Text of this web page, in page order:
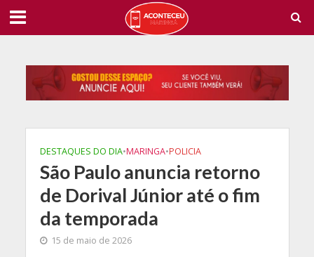
DESTAQUES DO DIA•MARINGA•POLICIA
São Paulo anuncia retorno
de Dorival Júnior até o fim
da temporada
15 de maio de 2026